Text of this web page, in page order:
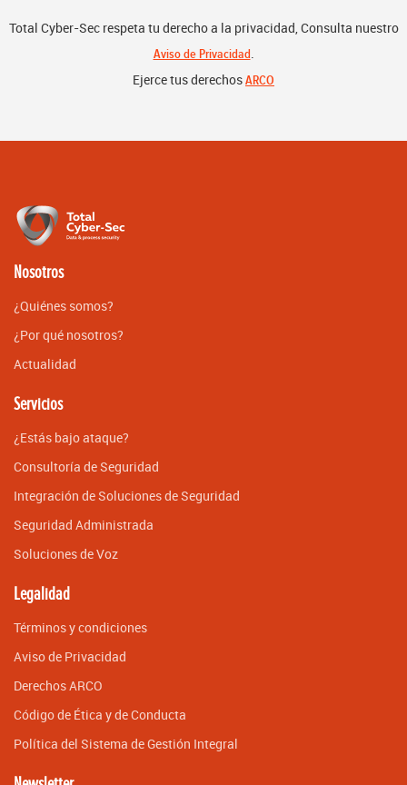
Total Cyber-Sec respeta tu derecho a la privacidad, Consulta nuestro
Aviso de Privacidad
Ejerce tus derechosARCO
Nosotros
¿Quiénes somos?
¿Por qué nosotros?
Actualidad
Servicios
¿Estás bajo ataque?
Consultoría de Seguridad
Integración de Soluciones de Seguridad
Seguridad Administrada
Soluciones de Voz
Legalidad
Términos y condiciones
Aviso de Privacidad
Derechos ARCO
Código de Ética y de Conducta
Política del Sistema de Gestión Integral